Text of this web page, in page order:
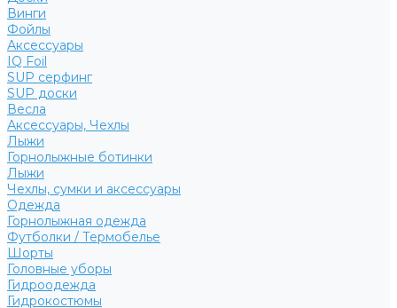
Винги
Фойлы
Аксессуары
IQ Foil
SUP серфинг
SUP доски
Весла
Аксессуары, Чехлы
Лыжи
Горнолыжные ботинки
Лыжи
Чехлы, сумки и аксессуары
Одежда
Горнолыжная одежда
Футболки / Термобелье
Шорты
Головные уборы
Гидроодежда
Гидрокостюмы